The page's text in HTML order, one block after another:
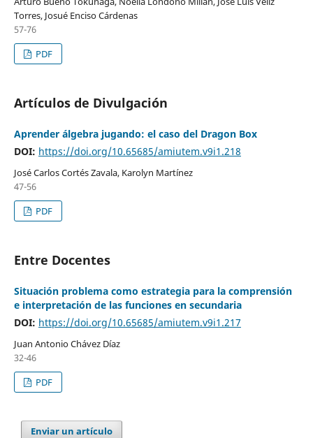
Torres, Josué Enciso Cárdenas
57-76
PDF
Artículos de Divulgación
Aprender álgebra jugando: el caso del Dragon Box
DOI: https://doi.org/10.65685/amiutem.v9i1.218
José Carlos Cortés Zavala, Karolyn Martínez
47-56
PDF
Entre Docentes
Situación problema como estrategia para la comprensión
e interpretación de las funciones en secundaria
DOI: https://doi.org/10.65685/amiutem.v9i1.217
Juan Antonio Chávez Díaz
32-46
PDF
Enviar un artículo